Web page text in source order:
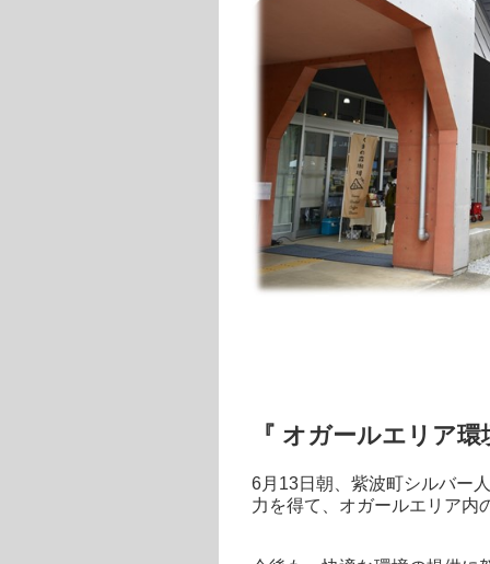
『 オガールエリア
6月13日朝、紫波町シルバー
力を得て、オガールエリア内